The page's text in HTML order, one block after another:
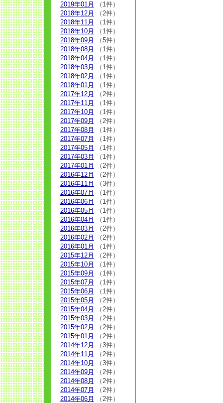
2019年01月
（1件）
2018年12月
（2件）
2018年11月
（1件）
2018年10月
（1件）
2018年09月
（5件）
2018年08月
（1件）
2018年04月
（1件）
2018年03月
（1件）
2018年02月
（1件）
2018年01月
（1件）
2017年12月
（2件）
2017年11月
（1件）
2017年10月
（1件）
2017年09月
（2件）
2017年08月
（1件）
2017年07月
（1件）
2017年05月
（1件）
2017年03月
（1件）
2017年01月
（2件）
2016年12月
（2件）
2016年11月
（3件）
2016年07月
（1件）
2016年06月
（1件）
2016年05月
（1件）
2016年04月
（1件）
2016年03月
（2件）
2016年02月
（2件）
2016年01月
（1件）
2015年12月
（2件）
2015年10月
（1件）
2015年09月
（1件）
2015年07月
（1件）
2015年06月
（1件）
2015年05月
（2件）
2015年04月
（2件）
2015年03月
（2件）
2015年02月
（2件）
2015年01月
（2件）
2014年12月
（3件）
2014年11月
（2件）
2014年10月
（3件）
2014年09月
（2件）
2014年08月
（2件）
2014年07月
（2件）
2014年06月
（2件）